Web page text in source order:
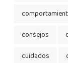
consejos
cuidados